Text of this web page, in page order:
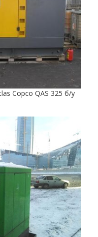
Copco QAS 325 б/у